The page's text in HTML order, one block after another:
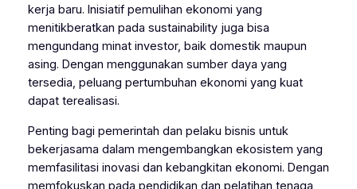
kerja baru. Inisiatif pemulihan ekonomi yang
menitikberatkan pada sustainability juga bisa
mengundang minat investor, baik domestik maupun
asing. Dengan menggunakan sumber daya yang
tersedia, peluang pertumbuhan ekonomi yang kuat
dapat terealisasi.
Penting bagi pemerintah dan pelaku bisnis untuk
bekerjasama dalam mengembangkan ekosistem yang
memfasilitasi inovasi dan kebangkitan ekonomi. Dengan
memfokuskan pada pendidikan dan pelatihan tenaga